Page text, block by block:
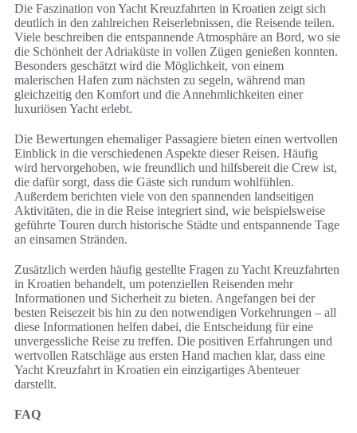
Die Faszination von Yacht Kreuzfahrten in Kroatien zeigt sich
deutlich in den zahlreichen Reiserlebnissen, die Reisende teilen.
Viele beschreiben die entspannende Atmosphäre an Bord, wo sie
die Schönheit der Adriaküste in vollen Zügen genießen konnten.
Besonders geschätzt wird die Möglichkeit, von einem
malerischen Hafen zum nächsten zu segeln, während man
gleichzeitig den Komfort und die Annehmlichkeiten einer
luxuriösen Yacht erlebt.
Die Bewertungen ehemaliger Passagiere bieten einen wertvollen
Einblick in die verschiedenen Aspekte dieser Reisen. Häufig
wird hervorgehoben, wie freundlich und hilfsbereit die Crew ist,
die dafür sorgt, dass die Gäste sich rundum wohlfühlen.
Außerdem berichten viele von den spannenden landseitigen
Aktivitäten, die in die Reise integriert sind, wie beispielsweise
geführte Touren durch historische Städte und entspannende Tage
an einsamen Stränden.
Zusätzlich werden häufig gestellte Fragen zu Yacht Kreuzfahrten
in Kroatien behandelt, um potenziellen Reisenden mehr
Informationen und Sicherheit zu bieten. Angefangen bei der
besten Reisezeit bis hin zu den notwendigen Vorkehrungen – all
diese Informationen helfen dabei, die Entscheidung für eine
unvergessliche Reise zu treffen. Die positiven Erfahrungen und
wertvollen Ratschläge aus ersten Hand machen klar, dass eine
Yacht Kreuzfahrt in Kroatien ein einzigartiges Abenteuer
darstellt.
FAQ